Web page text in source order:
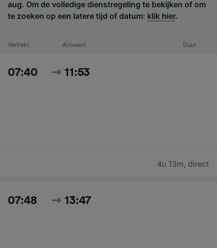
aug. Om de volledige dienstregeling te bekijken of om
te zoeken op een latere tijd of datum: klik hier.
Vertrekt Arriveert Duur
07:40 11:53
4u 13m, direct
07:48 13:47